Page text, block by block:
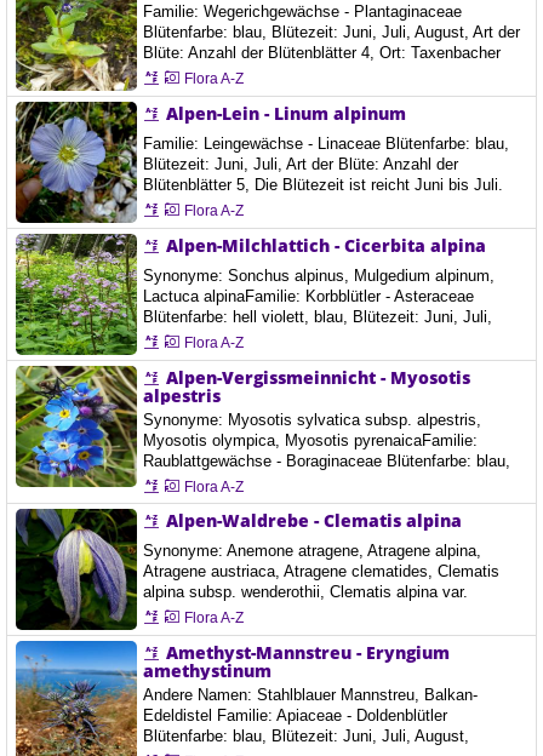
Wuchshöhen von 5 bis 20 Zentimetern erreicht.…
Familie: Wegerichgewächse - Plantaginaceae
Blütenfarbe: blau, Blütezeit: Juni, Juli, August, Art der
Blüte: Anzahl der Blütenblätter 4, Ort: Taxenbacher
Fusch, Fusch an der Großglockner Hochalpinestraße,
Österreich, 21.8.2021 Der Alpen-Ehrenpreis wächst als
ausdauernde krautige Pflanze und erreicht eine
Wuchshöhe von 5 bis 15 Zentimetern. Dei
oberirdischen Pflanzenteile sind abstehend behaart…
Flora A-Z
Alpen-Lein - Linum alpinum
Familie: Leingewächse - Linaceae Blütenfarbe: blau,
Blütezeit: Juni, Juli, Art der Blüte: Anzahl der
Blütenblätter 5, Die Blütezeit ist reicht Juni bis Juli.
Jeweils ein bis acht Blüten stehen in einem lockeren
rispigen Blütenstand. Die Blütenstiele sind länger als
das nächste Blatt. Die Knospen sind nickend. Die
zwittrigen Blüten sind radiärsymmetrisch und fünfzählig
mit doppelter…
Flora A-Z
Alpen-Milchlattich - Cicerbita alpina
Synonyme: Sonchus alpinus, Mulgedium alpinum,
Lactuca alpinaFamilie: Korbblütler - Asteraceae
Blütenfarbe: hell violett, blau, Blütezeit: Juni, Juli,
August, Höhe: 60-140 cm Ort: Raxalpen, Österreich,
26.6.2018
Flora A-Z
Alpen-Vergissmeinnicht - Myosotis
alpestris
Synonyme: Myosotis sylvatica subsp. alpestris,
Myosotis olympica, Myosotis pyrenaicaFamilie:
Raublattgewächse - Boraginaceae Blütenfarbe: blau,
Blütezeit: Juni, Juli, August, September, Art der Blüte:
Anzahl der Blütenblätter 5, Ort: Taxenbacher Fusch,
Fusch an der Großglockner Hochalpinestraße,
Österreich, 21.8.2021 Das Alpen-Vergissmeinnicht ist
eine ausdauernde krautige Pflanze, die Wuchshöhen…
Flora A-Z
Alpen-Waldrebe - Clematis alpina
Synonyme: Anemone atragene, Atragene alpina,
Atragene austriaca, Atragene clematides, Clematis
alpina subsp. wenderothii, Clematis alpina var.
kraettliana, Clematis alpina var. lactea, Clematis alpina
var. pallida, Clematis alpina var. subbiternataFamilie:
Hahnenfußgewächse - Ranunculaceae Blütenfarbe: hell
violett, blau, Blütezeit: Mai, Juni, Art der Blüte: Anzahl
der Blütenblätter 4, Die Alpen-Waldrebe…
Flora A-Z
Amethyst-Mannstreu - Eryngium
amethystinum
Andere Namen: Stahlblauer Mannstreu, Balkan-
Edeldistel Familie: Apiaceae - Doldenblütler
Blütenfarbe: blau, Blütezeit: Juni, Juli, August,